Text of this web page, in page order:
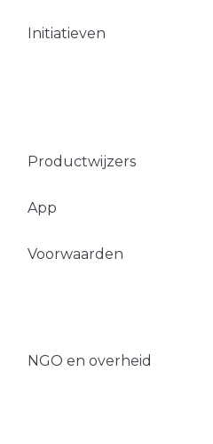
Initiatieven
Productwijzers
App
Voorwaarden
NGO en overheid